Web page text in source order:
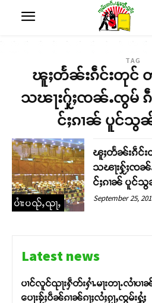
TAG
ၽူႈတႅၼ်းၵဵင်းတုင်
သၽႃးႁႂ်ႈၸၼ်ႉၸွမ် ၵဵ
င်ႈၵၢၼ် ပူင်သွၼ်
ပၢႆးပၺ်ႇၺႃႇ
ၽူႈတႅၼ်းၵဵင်
သၽႃးႁႂ်ႈၸၼ်
င်ႈၵၢၼ် ပူင်သွ
September 25,
Latest news
ပၢင်လူင်ၺႃးႁဵတ်းႁၢႆႉမႃးတႃႉလၢႆပၢ
ပေႃးၶႂ်ႈပဵၼ်ၵၢၼ်ၵႃႈလႆႈၵႂႃႇၸွမ်းႁွႆႈ